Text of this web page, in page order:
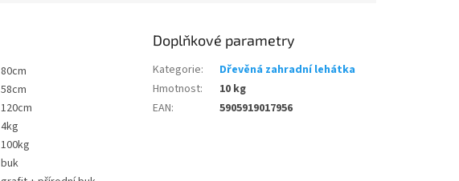
80cm
58cm
120cm
4kg
100kg
buk
Doplňkové parametry
Kategorie:
Dřevěná zahradní lehátka
Hmotnost:
10 kg
EAN: 5905919017956